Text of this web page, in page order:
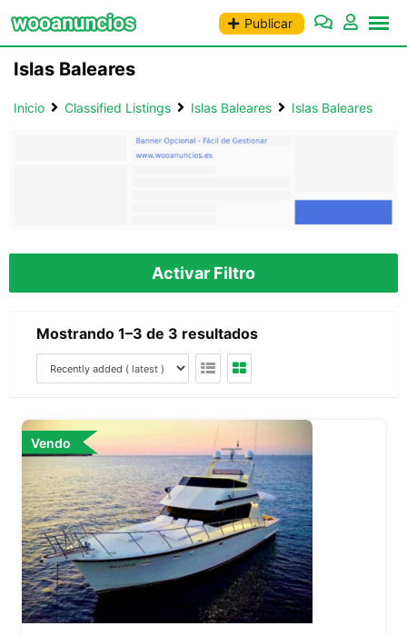
Saltar
contenido
Publicar
Islas Baleares
Inicio Classified Listings Islas Baleares Islas Baleares
Activar Filtro
Mostrando 1–3 de 3 resultados
Vendo